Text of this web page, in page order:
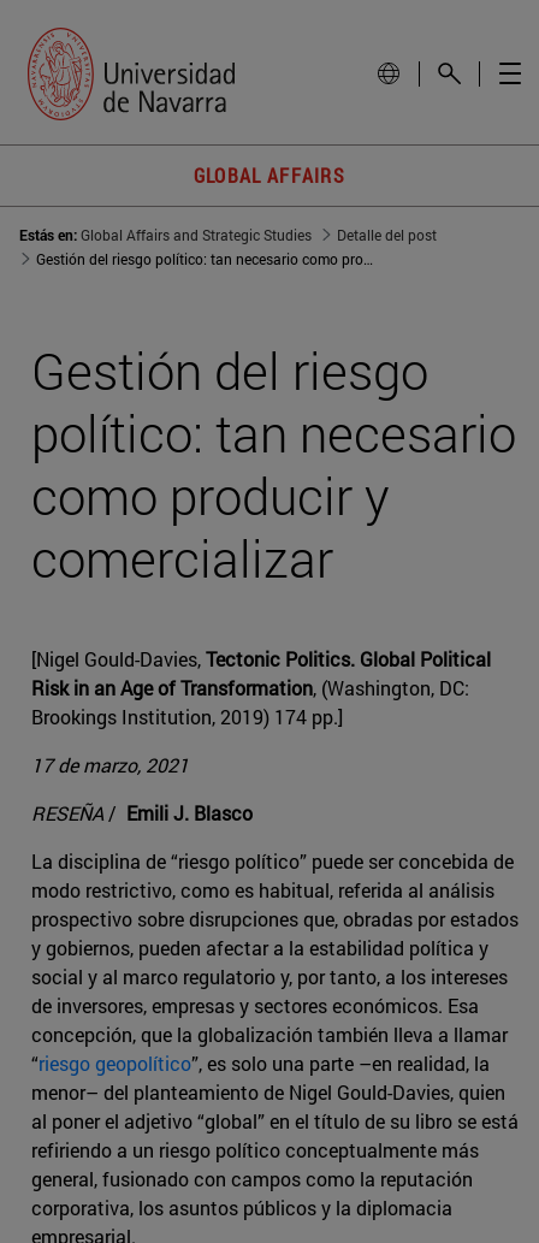
GLOBAL AFFAIRS
Estás en:Global Affairs and Strategic Studies
Detalle del post
Gestión del riesgo político: tan necesario como producir y comercializar
Gestión del riesgo
político: tan necesario
como producir y
comercializar
[Nigel Gould-Davies,Tectonic Politics. Global Political
Risk in an Age of Transformation, (Washington, DC:
Brookings Institution, 2019) 174 pp.]
17 de marzo, 2021
RESEÑA / Emili J. Blasco
La disciplina de “riesgo político” puede ser concebida de
modo restrictivo, como es habitual, referida al análisis
prospectivo sobre disrupciones que, obradas por estados
y gobiernos, pueden afectar a la estabilidad política y
social y al marco regulatorio y, por tanto, a los intereses
de inversores, empresas y sectores económicos. Esa
concepción, que la globalización también lleva a llamar
“riesgo geopolítico”, es solo una parte –en realidad, la
menor– del planteamiento de Nigel Gould-Davies, quien
al poner el adjetivo “global” en el título de su libro se está
refiriendo a un riesgo político conceptualmente más
general, fusionado con campos como la reputación
corporativa, los asuntos públicos y la diplomacia
empresarial.